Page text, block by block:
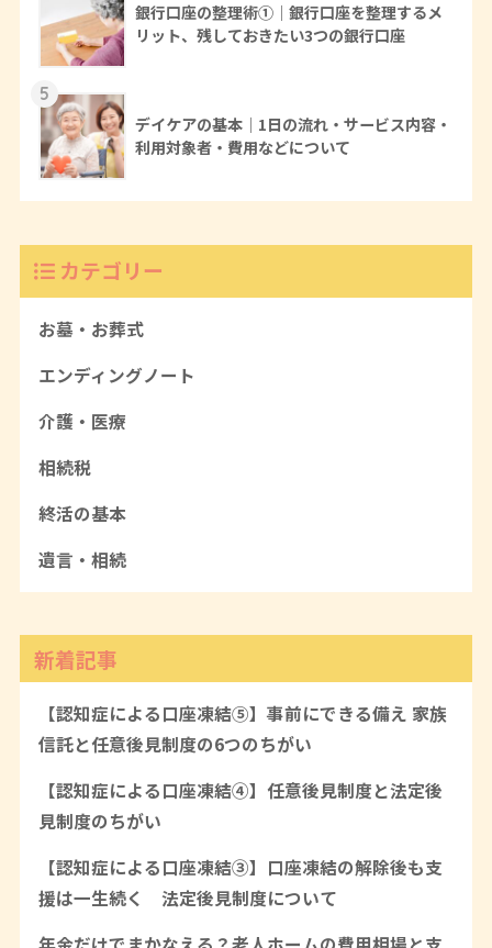
銀行口座の整理術①｜銀行口座を整理するメ
リット、残しておきたい3つの銀行口座
5
デイケアの基本｜1日の流れ・サービス内容・
利用対象者・費用などについて
カテゴリー
お墓・お葬式
エンディングノート
介護・医療
相続税
終活の基本
遺言・相続
新着記事
【認知症による口座凍結⑤】事前にできる備え 家族
信託と任意後見制度の6つのちがい
【認知症による口座凍結④】任意後見制度と法定後
見制度のちがい
【認知症による口座凍結③】口座凍結の解除後も支
援は一生続く 法定後見制度について